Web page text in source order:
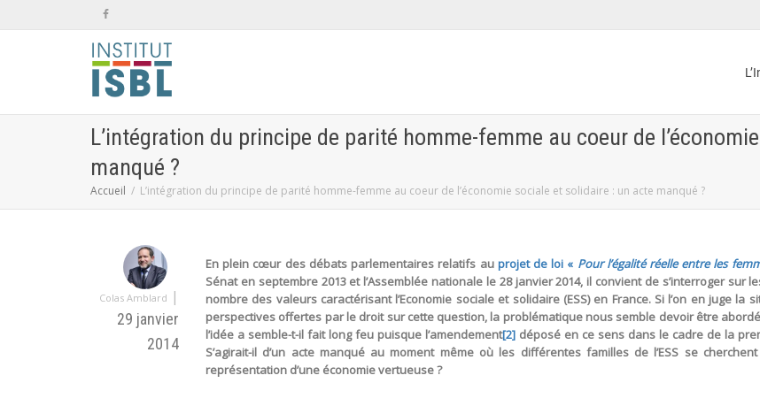
L’intégration du principe de parité homme-femme au coeur de
manqué ?
Accueil L’intégration du principe de parité homme-femme au coeur de l’économie sociale et solidaire : un acte manqué ?
Colas Amblard |
29 janvier
2014
En plein cœur des débats parlementaires relatifs au projet de loi « Pour l’égalité réelle entre les
Sénat en septembre 2013 et l’Assemblée nationale le 28 janvier 2014, il convient de s’interroger
nombre des valeurs caractérisant l’Economie sociale et solidaire (ESS) en France. Si l’on en juge
perspectives offertes par le droit sur cette question, la problématique nous semble devoir être
l’idée a semble-t-il fait long feu puisque l’amendement[2] déposé en ce sens dans le cadre de la
S’agirait-il d’un acte manqué au moment même où les différentes familles de l’ESS se
représentation d’une économie vertueuse ?